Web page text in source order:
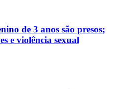
de 3 anos são presos;
e violência sexual